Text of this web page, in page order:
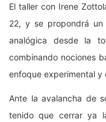
El taller con Irene
22, y se propondrá
analógica desde la
combinando nociones
enfoque experimental y
Ante la avalancha de
tenido que cerrar ya